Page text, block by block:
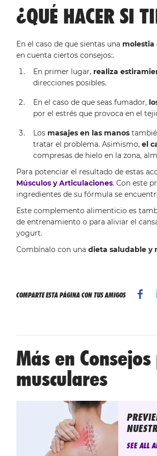
¿QUÉ HACER SI
En el caso de que sientas una molestia
en cuenta ciertos consejos:.
En primer lugar, realiza
direcciones posibles.
En el caso de que seas fumador,
por el estrés que provoca en el
Los masajes en las manos
tratar el problema. Asimismo, el
compresas de hielo en la zona,
Para potenciar el resultado de estas
Músculos y Articulaciones. Con este
ingredientes de su fórmula se
Este complemento alimenticio es
de entrenamiento o para aliviar el
yogurt.
Combínalo con una dieta saludable y
COMPARTE ESTA PÁGINA CON TUS AMIGOS
Más en
musculares
SEE ALL